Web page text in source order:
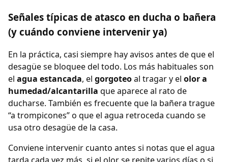
Señales típicas de atasco en ducha o bañera
(y cuándo conviene intervenir ya)
En la práctica, casi siempre hay avisos antes de que el
desagüe se bloquee del todo. Los más habituales son
el agua estancada, el gorgoteoal tragar y el olor a
humedad/alcantarilla que aparece al rato de
ducharse. También es frecuente que la bañera trague
“a trompicones” o que el agua retroceda cuando se
usa otro desagüe de la casa.
Conviene intervenir cuanto antes si notas que el agua